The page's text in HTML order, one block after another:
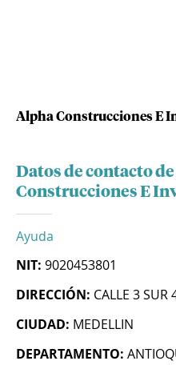
Alpha Construcciones E
Datos de contacto
Construcciones E
Ayuda
NIT: 9020453801
DIRECCIÓN: CALLE 3 SUR
CIUDAD: MEDELLIN
DEPARTAMENTO: